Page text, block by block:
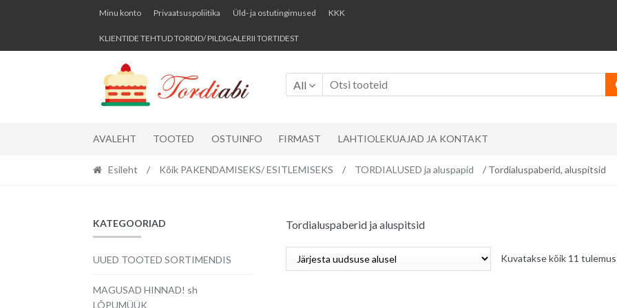
Skip
navigation
Skip
content
Minu konto Privaatsuspoliitika Üld- ja ostutingimused KKK
KLIENTIDE TEHTUD TORDID/ PILDIGALERII TORTIDEST
All
AVALEHT TOOTED OSTUINFO FIRMAST LAHTIOLEKUAJAD JA KONTAKT
Esileht / Kõik PAKENDAMISEKS/ ESITLEMISEKS / TORDIALUSED ja aluspapid / Tordialuspaberid, aluspitsid
Tordialuspaberid ja aluspitsid
Kuvatakse kõik 11
KATEGOORIAD
UUED TOOTED SORTIMENDIS
MAGUSAD HINNAD! sh
LÕPUMÜÜK